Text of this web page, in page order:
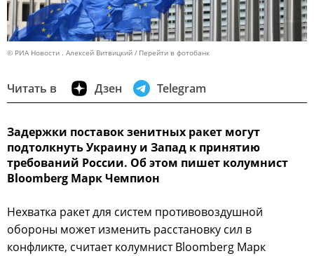
© РИА Новости . Алексей Витвицкий Перейти в фотобанк
Читать в Дзен Telegram
Задержки поставок зенитных ракет могут
подтолкнуть Украину и Запад к принятию
требований России. Об этом пишет колумнист
Bloomberg Марк Чемпион
Нехватка ракет для систем противовоздушной
обороны может изменить расстановку сил в
конфликте, считает колумнист Bloomberg Марк